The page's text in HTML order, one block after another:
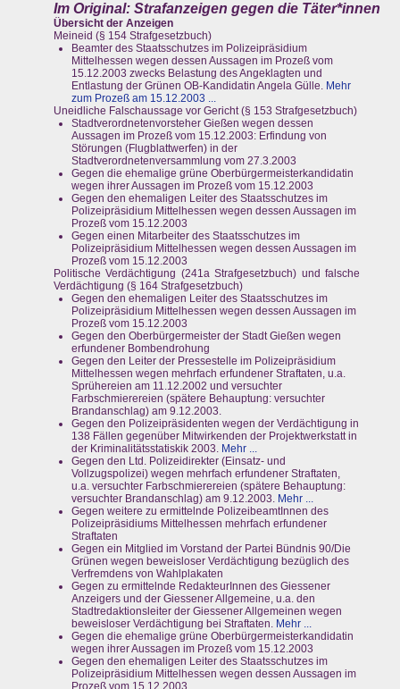
Im Original: Strafanzeigen gegen die Täter*innen
Übersicht der Anzeigen
Meineid (§ 154 Strafgesetzbuch)
Beamter des Staatsschutzes im Polizeipräsidium
Mittelhessen wegen dessen Aussagen im Prozeß vom
15.12.2003 zwecks Belastung des Angeklagten und
Entlastung der Grünen OB-Kandidatin Angela Gülle. Mehr
zum Prozeß am 15.12.2003 ...
Uneidliche Falschaussage vor Gericht (§ 153 Strafgesetzbuch)
Stadtverordnetenvorsteher Gießen wegen dessen
Aussagen im Prozeß vom 15.12.2003: Erfindung von
Störungen (Flugblattwerfen) in der
Stadtverordnetenversammlung vom 27.3.2003
Gegen die ehemalige grüne Oberbürgermeisterkandidatin
wegen ihrer Aussagen im Prozeß vom 15.12.2003
Gegen den ehemaligen Leiter des Staatsschutzes im
Polizeipräsidium Mittelhessen wegen dessen Aussagen im
Prozeß vom 15.12.2003
Gegen einen Mitarbeiter des Staatsschutzes im
Polizeipräsidium Mittelhessen wegen dessen Aussagen im
Prozeß vom 15.12.2003
Politische Verdächtigung (241a Strafgesetzbuch) und falsche
Verdächtigung (§ 164 Strafgesetzbuch)
Gegen den ehemaligen Leiter des Staatsschutzes im
Polizeipräsidium Mittelhessen wegen dessen Aussagen im
Prozeß vom 15.12.2003
Gegen den Oberbürgermeister der Stadt Gießen wegen
erfundener Bombendrohung
Gegen den Leiter der Pressestelle im Polizeipräsidium
Mittelhessen wegen mehrfach erfundener Straftaten, u.a.
Sprühereien am 11.12.2002 und versuchter
Farbschmierereien (spätere Behauptung: versuchter
Brandanschlag) am 9.12.2003.
Gegen den Polizeipräsidenten wegen der Verdächtigung in
138 Fällen gegenüber Mitwirkenden der Projektwerkstatt in
der Kriminalitätsstatiskik 2003. Mehr ...
Gegen den Ltd. Polizeidirekter (Einsatz- und
Vollzugspolizei) wegen mehrfach erfundener Straftaten,
u.a. versuchter Farbschmierereien (spätere Behauptung:
versuchter Brandanschlag) am 9.12.2003. Mehr ...
Gegen weitere zu ermittelnde PolizeibeamtInnen des
Polizeipräsidiums Mittelhessen mehrfach erfundener
Straftaten
Gegen ein Mitglied im Vorstand der Partei Bündnis 90/Die
Grünen wegen beweisloser Verdächtigung bezüglich des
Verfremdens von Wahlplakaten
Gegen zu ermittelnde RedakteurInnen des Giessener
Anzeigers und der Giessener Allgemeine, u.a. den
Stadtredaktionsleiter der Giessener Allgemeinen wegen
beweisloser Verdächtigung bei Straftaten. Mehr ...
Gegen die ehemalige grüne Oberbürgermeisterkandidatin
wegen ihrer Aussagen im Prozeß vom 15.12.2003
Gegen den ehemaligen Leiter des Staatsschutzes im
Polizeipräsidium Mittelhessen wegen dessen Aussagen im